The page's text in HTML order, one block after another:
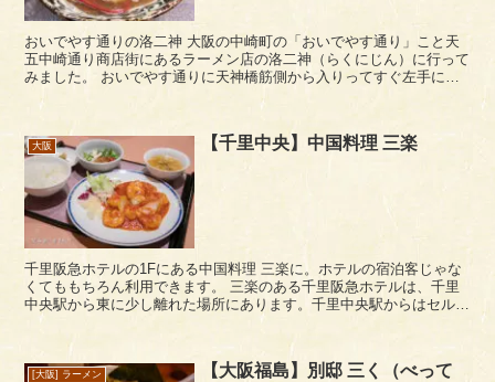
おいでやす通りの洛二神 大阪の中崎町の「おいでやす通り」こと天
五中崎通り商店街にあるラーメン店の洛二神（らくにじん）に行って
みました。 おいでやす通りに天神橋筋側から入りってすぐ左手にあ
大阪 【千里中央】中国料理 三楽
千里阪急ホテルの1Fにある中国料理 三楽に。ホテルの宿泊客じゃな
くてももちろん利用できます。 三楽のある千里阪急ホテルは、千里
中央駅から東に少し離れた場所にあります。千里中央駅からはセルシ
[大阪] ラーメン
【大阪福島】別邸 三く（べって